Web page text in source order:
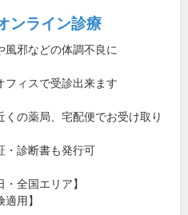
ンライン診療
風邪などの体調不良に
フィスで受診出来ます
くの薬局、宅配便でお受け取り
・診断書も発行可
・全国エリア】
適用】